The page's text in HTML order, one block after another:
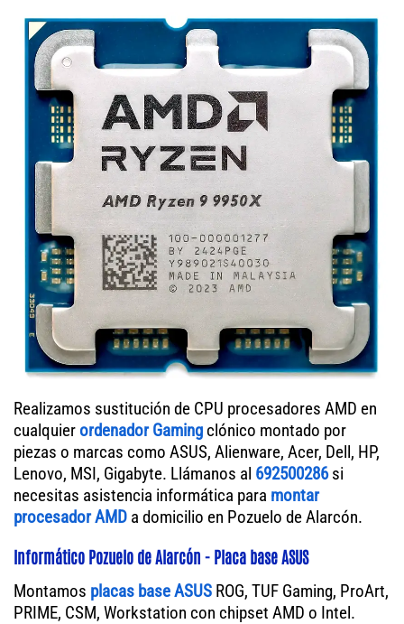
Realizamos sustitución de CPU procesadores AMD en
cualquierordenador Gaming clónico montado por
piezas o marcas como ASUS, Alienware, Acer, Dell, HP,
Lenovo, MSI, Gigabyte. Llámanos al 692500286si
necesitas asistencia informática para montar
procesador AMD a domicilio en Pozuelo de Alarcón.
Informático Pozuelo de Alarcón - Placa base ASUS
Montamos placas base ASUS ROG, TUF Gaming, ProArt,
PRIME, CSM, Workstation con chipset AMD o Intel.